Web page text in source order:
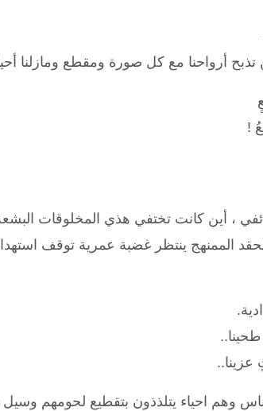
أرواحنا مع كل صورة ومقطع ومازلنا
!
، أين كانت تختفي هذي المخلوقات
الممنهج ينتظر غضبة عمرية توقف
وهم احياء يتلذذون بتقطيع لحومهم